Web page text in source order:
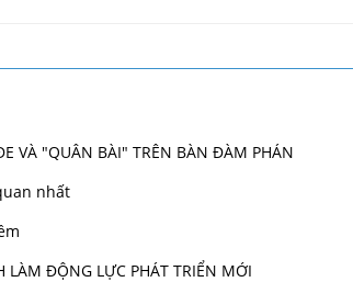
VÀ "QUÂN BÀI" TRÊN BÀN ĐÀM PHÁN
nhất
LÀM ĐỘNG LỰC PHÁT TRIỂN MỚI